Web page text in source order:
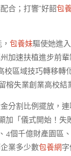
合；打響“好韶包
包養妹驅使她進
加速扶植進步前
校區域技巧轉移轉
失業創業高校結
分割比例擺放，
加「儀式開始！失
個千億財產園區
業多少數包養網